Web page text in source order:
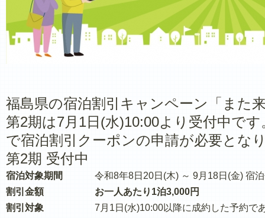
福島県の宿泊割引キャンペーン「また
第2期は7月1日(水)10:00より受付中で
で宿泊割引クーポンの申請が必要とな
第2期 受付中
宿泊対象期間
令和8年8日20日(木) ～ 9月18日(金) 宿
割引金額
お一人あたり1泊3,000円
割引対象
7月1日(水)10:00以降に成約した予約で